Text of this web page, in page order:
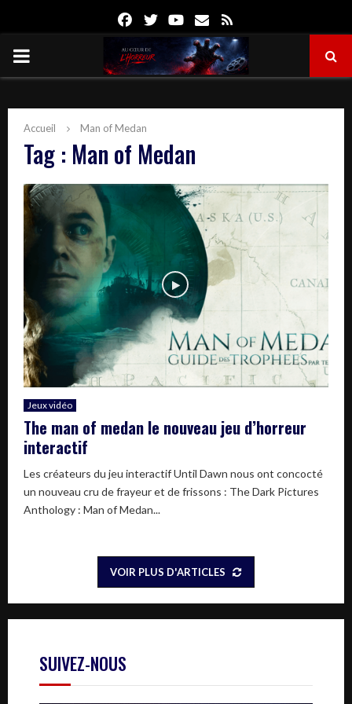
FacebookTwitterYoutube
Email
PRIMARY
Accueil Man of Medan
Tag : Man of Medan
Jeux vidéo
The man of medan le nouveau jeu d’horreur
interactif
Les créateurs du jeu interactif Until Dawn nous ont concocté
un nouveau cru de frayeur et de frissons : The Dark Pictures
Anthology : Man of Medan...
VOIR PLUS D'ARTICLES
SUIVEZ-NOUS